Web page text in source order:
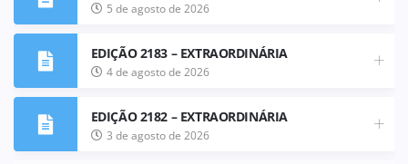
5 de agosto de 2026
EDIÇÃO 2183 – EXTRAORDINÁRIA
4 de agosto de 2026
EDIÇÃO 2182 – EXTRAORDINÁRIA
3 de agosto de 2026